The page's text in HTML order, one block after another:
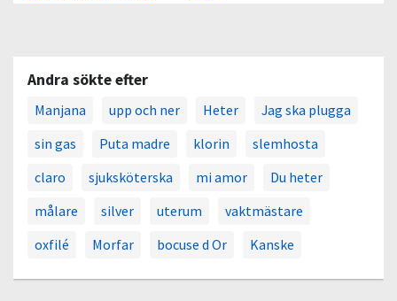
Andra sökte efter
Manjana upp och ner Heter
Jag ska plugga
sin gas
Puta madre klorin
slemhosta
claro
sjuksköterska mi amor
Du heter
målare
silver uterum
vaktmästare
oxfilé
Morfar bocuse d Or Kanske